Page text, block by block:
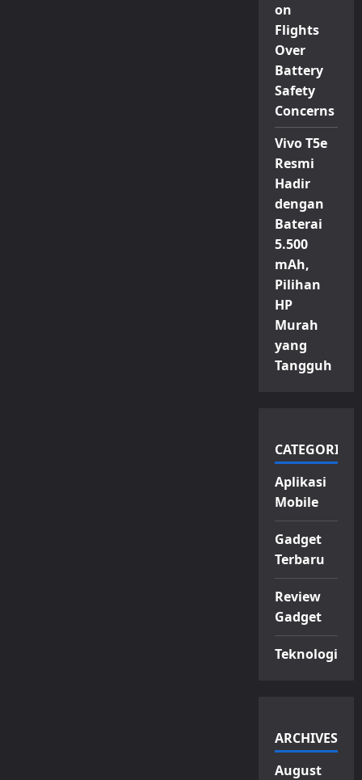
on
Flights
Over
Battery
Safety
Concerns
Vivo T5e
Resmi
Hadir
dengan
Baterai
5.500
mAh,
Pilihan
HP
Murah
yang
Tangguh
CATEGORIES
Aplikasi
Mobile
Gadget
Terbaru
Review
Gadget
Teknologi
ARCHIVES
August